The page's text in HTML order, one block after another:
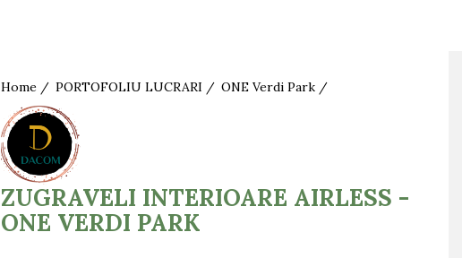
Home / PORTOFOLIU LUCRARI / ONE Verdi Park /
ZUGRAVELI INTERIOARE AIRLESS -
ONE VERDI PARK